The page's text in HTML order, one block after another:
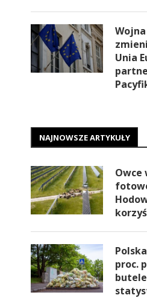
Unia
NAJNOWSZE ARTYKUŁY
Owce
proc.